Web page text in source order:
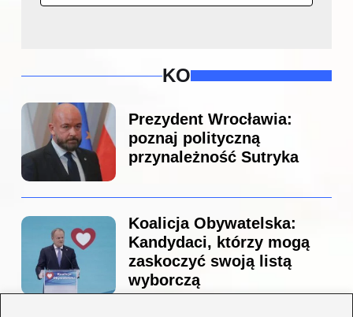
KO
Prezydent Wrocławia:
poznaj polityczną
przynależność Sutryka
Koalicja Obywatelska:
Kandydaci, którzy mogą
zaskoczyć swoją listą
wyborczą